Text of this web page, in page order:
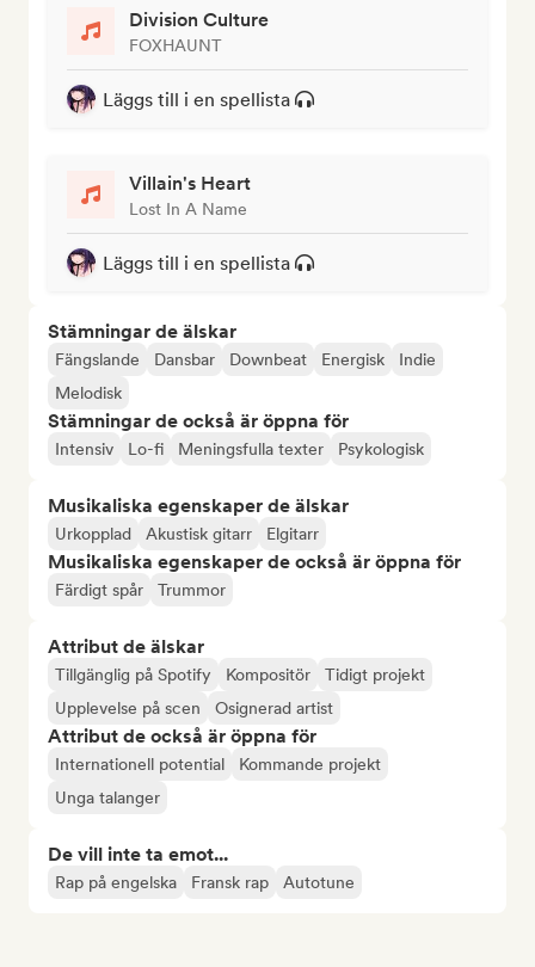
Division Culture
FOXHAUNT
Läggs till i en spellista
Villain's Heart
Lost In A Name
Läggs till i en spellista
Stämningar de älskar
Fängslande Dansbar Downbeat Energisk
Indie
Melodisk
Stämningar de också är öppna för
Intensiv Lo-fi Meningsfulla texter Psykologisk
Musikaliska egenskaper de älskar
Urkopplad Akustisk gitarr Elgitarr
Musikaliska egenskaper de också är öppna för
Färdigt spår Trummor
Attribut de älskar
Tillgänglig på Spotify Kompositör
Tidigt projekt
Upplevelse på scen
Osignerad artist
Attribut de också är öppna för
Internationell potential
Kommande projekt
Unga talanger
De vill inte ta emot...
Rap på engelska Fransk rap Autotune